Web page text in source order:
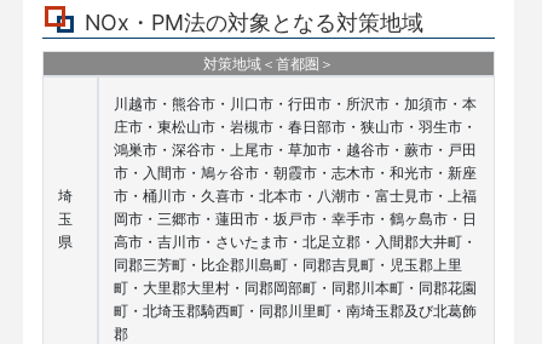
NOx・PM法の対象となる対策地域
対策地域＜首都圏＞
埼
玉
県
川越市・熊谷市・川口市・行田市・所沢市・加須市・本
庄市・東松山市・岩槻市・春日部市・狭山市・羽生市・
鴻巣市・深谷市・上尾市・草加市・越谷市・蕨市・戸田
市・入間市・鳩ヶ谷市・朝霞市・志木市・和光市・新座
市・桶川市・久喜市・北本市・八潮市・富士見市・上福
岡市・三郷市・蓮田市・坂戸市・幸手市・鶴ヶ島市・日
高市・吉川市・さいたま市・北足立郡・入間郡大井町・
同郡三芳町・比企郡川島町・同郡吉見町・児玉郡上里
町・大里郡大里村・同郡岡部町・同郡川本町・同郡花園
町・北埼玉郡騎西町・同郡川里町・南埼玉郡及び北葛飾
郡